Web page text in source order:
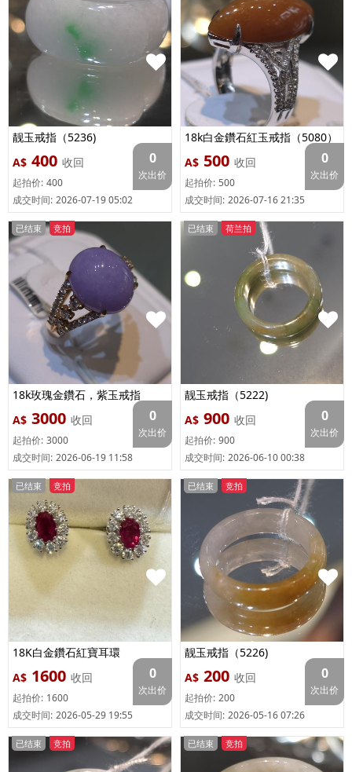
靓玉戒指（5236)
A$ 400 收回
起拍价: 400
成交时间: 2026-07-19 05:02
0
次出价
18k白金鑽石紅玉戒指（5080）
A$ 500 收回
起拍价: 500
成交时间: 2026-07-16 21:35
0
次出价
已结束 竞拍
18k玫瑰金鑽石，紫玉戒指
A$ 3000 收回
起拍价: 3000
成交时间: 2026-06-19 11:58
0
次出价
已结束 荷兰拍
靓玉戒指（5222)
A$ 900 收回
起拍价: 900
成交时间: 2026-06-10 00:38
0
次出价
已结束 竞拍
18K白金鑽石紅寶耳環
A$ 1600 收回
起拍价: 1600
成交时间: 2026-05-29 19:55
0
次出价
已结束 竞拍
靓玉戒指（5226)
A$ 200 收回
起拍价: 200
成交时间: 2026-05-16 07:26
0
次出价
已结束 竞拍 已结束 竞拍